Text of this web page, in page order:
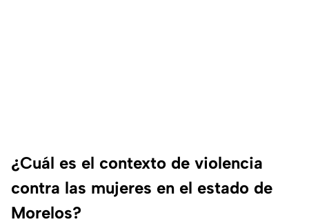
¿Cuál es el contexto de violencia
contra las mujeres en el estado de
Morelos?